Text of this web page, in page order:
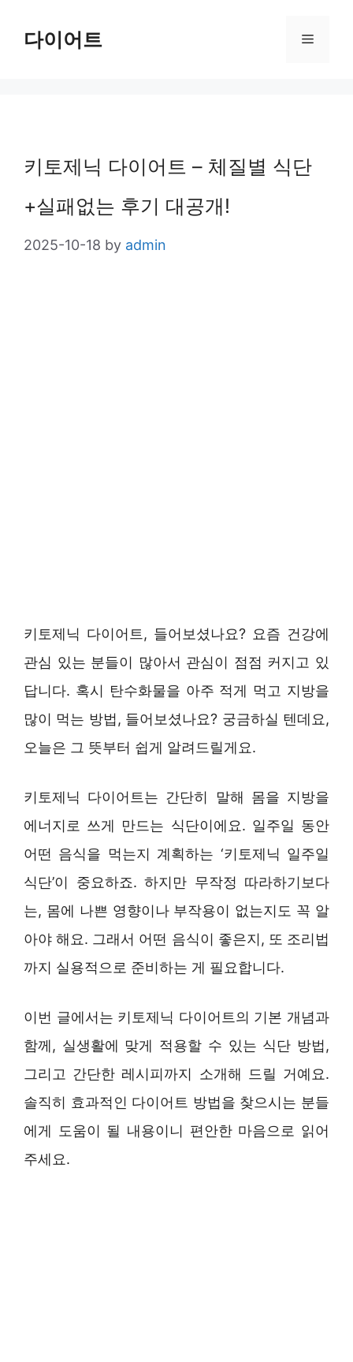
다이어트 Menu
키토제닉 다이어트 – 체질별 식단
+실패없는 후기 대공개!
2025-10-18 by admin
키토제닉 다이어트, 들어보셨나요? 요즘 건강에
관심 있는 분들이 많아서 관심이 점점 커지고 있
답니다. 혹시 탄수화물을 아주 적게 먹고 지방을
많이 먹는 방법, 들어보셨나요? 궁금하실 텐데요,
오늘은 그 뜻부터 쉽게 알려드릴게요.
키토제닉 다이어트는 간단히 말해 몸을 지방을
에너지로 쓰게 만드는 식단이에요. 일주일 동안
어떤 음식을 먹는지 계획하는 ‘키토제닉 일주일
식단’이 중요하죠. 하지만 무작정 따라하기보다
는, 몸에 나쁜 영향이나 부작용이 없는지도 꼭 알
아야 해요. 그래서 어떤 음식이 좋은지, 또 조리법
까지 실용적으로 준비하는 게 필요합니다.
이번 글에서는 키토제닉 다이어트의 기본 개념과
함께, 실생활에 맞게 적용할 수 있는 식단 방법,
그리고 간단한 레시피까지 소개해 드릴 거예요.
솔직히 효과적인 다이어트 방법을 찾으시는 분들
에게 도움이 될 내용이니 편안한 마음으로 읽어
주세요.